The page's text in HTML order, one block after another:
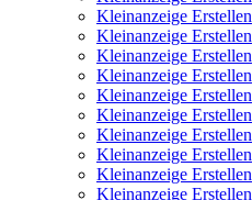
Kleinanzeige Erstellen
Kleinanzeige Erstellen
Kleinanzeige Erstellen
Kleinanzeige Erstellen
Kleinanzeige Erstellen
Kleinanzeige Erstellen
Kleinanzeige Erstellen
Kleinanzeige Erstellen
Kleinanzeige Erstellen
Kleinanzeige Erstellen